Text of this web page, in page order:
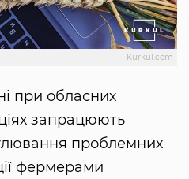
Kurkul.com
при обласних
запрацюють
проблемних
фермерами